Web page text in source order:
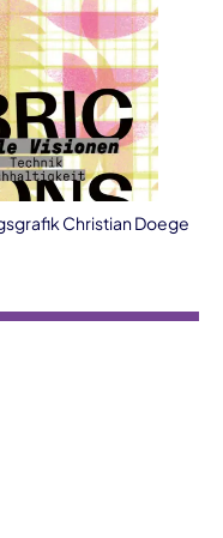
Christian Doege